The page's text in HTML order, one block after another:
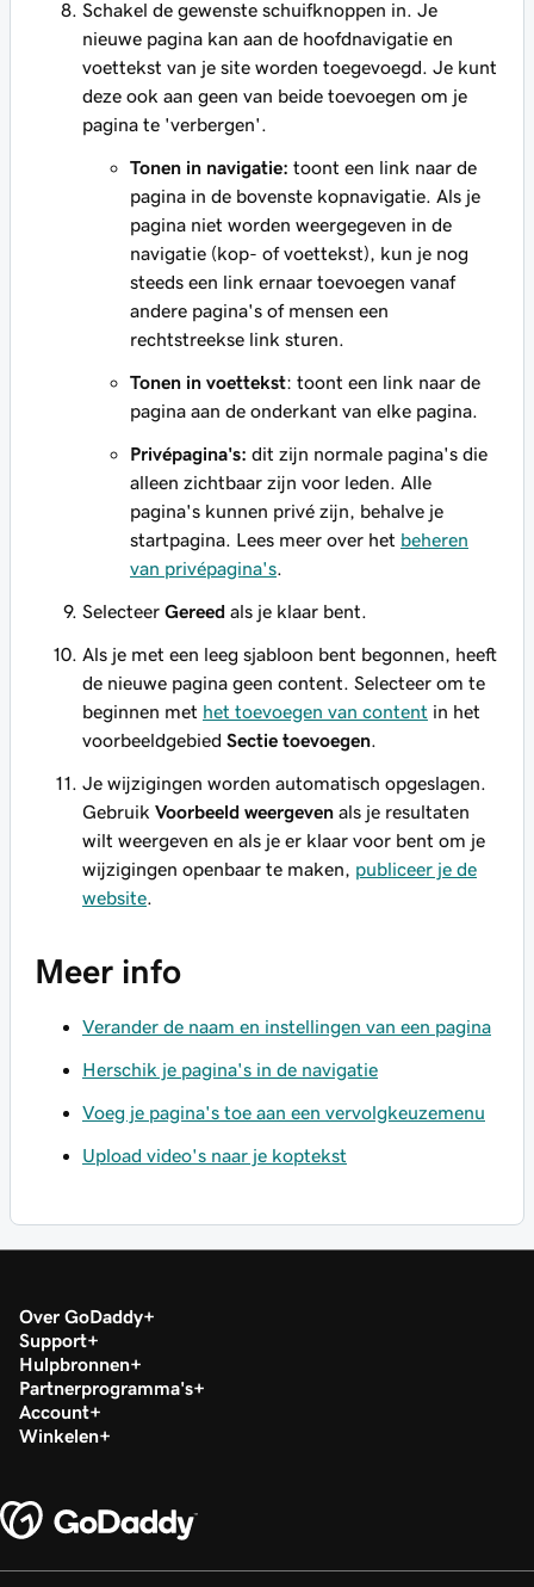
Schakel de gewenste schuifknoppen in. Je
nieuwe pagina kan aan de hoofdnavigatie en
voettekst van je site worden toegevoegd. Je kunt
deze ook aan geen van beide toevoegen om je
pagina te 'verbergen'.
Tonen in navigatie: toont een link naar de
pagina in de bovenste kopnavigatie. Als je
pagina niet worden weergegeven in de
navigatie (kop- of voettekst), kun je nog
steeds een link ernaar toevoegen vanaf
andere pagina's of mensen een
rechtstreekse link sturen.
Tonen in voettekst: toont een link naar de
pagina aan de onderkant van elke pagina.
Privépagina's: dit zijn normale pagina's die
alleen zichtbaar zijn voor leden. Alle
pagina's kunnen privé zijn, behalve je
startpagina. Lees meer over het beheren
van privépagina's.
Selecteer Gereed als je klaar bent.
Als je met een leeg sjabloon bent begonnen, heeft
de nieuwe pagina geen content. Selecteer om te
beginnen met het toevoegen van content in het
voorbeeldgebied Sectie toevoegen.
Je wijzigingen worden automatisch opgeslagen.
Gebruik Voorbeeld weergeven als je resultaten
wilt weergeven en als je er klaar voor bent om je
wijzigingen openbaar te maken, publiceer je de
website.
Meer info
Verander de naam en instellingen van een pagina
Herschik je pagina's in de navigatie
Voeg je pagina's toe aan een vervolgkeuzemenu
Upload video's naar je koptekst
Over GoDaddy
Support
Hulpbronnen
Partnerprogramma's
Account
Winkelen